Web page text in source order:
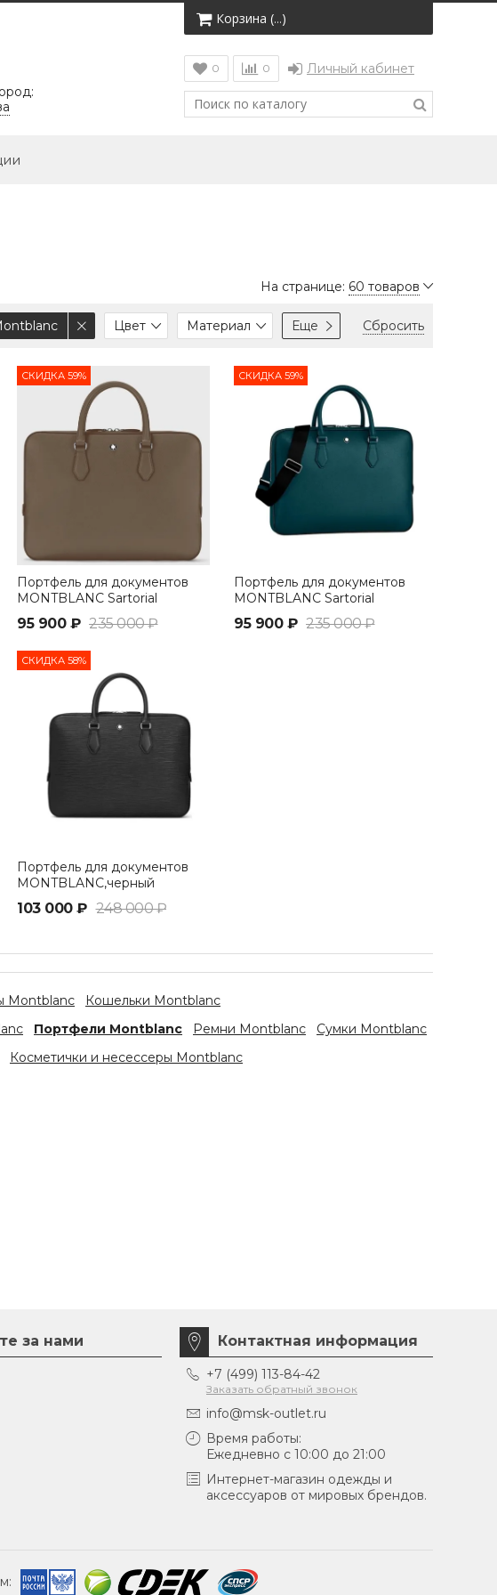
Корзина (…)
0 0 Личный кабинет
На странице: 60 товаров
Цвет Материал Еще Сбросить
СКИДКА 59%
Портфель для документов
MONTBLANC Sartorial
бежевая
95 900 ₽ 235 000 ₽
СКИДКА 59%
Портфель для документов
MONTBLANC Sartorial
изумрудный
95 900 ₽ 235 000 ₽
СКИДКА 58%
Портфель для документов
MONTBLANC,черный
103 000 ₽ 248 000 ₽
Montblanc
Кошельки Montblanc
Портфели Montblanc Ремни Montblanc
Сумки Montblanc
Косметички и несессеры Montblanc
за нами Контактная информация
+7 (499) 113-84-42
Заказать обратный звонок
info@msk-outlet.ru
Время работы:
Ежедневно с 10:00 до 21:00
Интернет-магазин одежды и
аксессуаров от мировых брендов.